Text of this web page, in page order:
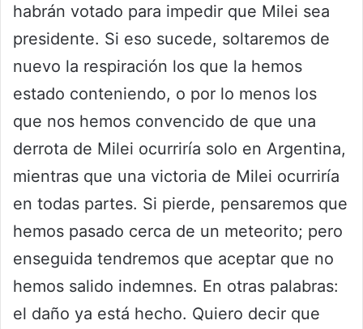
habrán votado para impedir que Milei sea
presidente. Si eso sucede, soltaremos de
nuevo la respiración los que la hemos
estado conteniendo, o por lo menos los
que nos hemos convencido de que una
derrota de Milei ocurriría solo en Argentina,
mientras que una victoria de Milei ocurriría
en todas partes. Si pierde, pensaremos que
hemos pasado cerca de un meteorito; pero
enseguida tendremos que aceptar que no
hemos salido indemnes. En otras palabras:
el daño ya está hecho. Quiero decir que